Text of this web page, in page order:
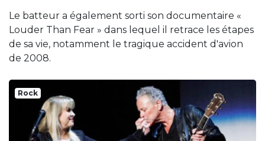
Le batteur a également sorti son documentaire «
Louder Than Fear » dans lequel il retrace les étapes
de sa vie, notamment le tragique accident d'avion
de 2008.
Rock